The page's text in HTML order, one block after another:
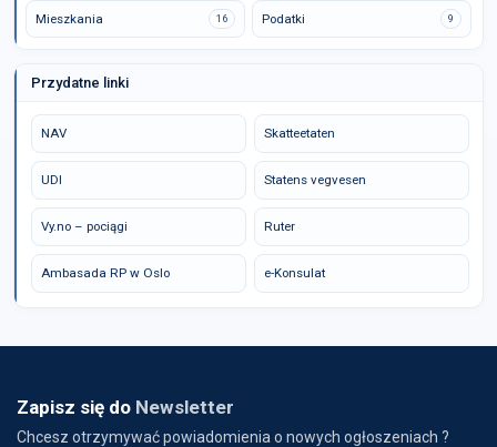
Mieszkania 16 Podatki 9
Przydatne linki
NAV Skatteetaten
UDI Statens vegvesen
Vy.no – pociągi Ruter
Ambasada RP w Oslo e-Konsulat
Zapisz się do Newsletter
Chcesz otrzymywać powiadomienia o nowych ogłoszeniach ?